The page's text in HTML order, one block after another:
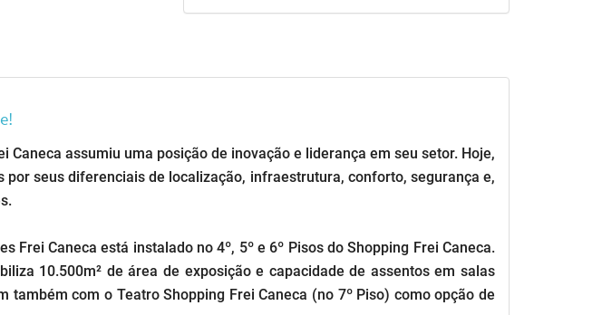
assumiu uma posição de inovação e liderança em seu setor. Hoje,
seus diferenciais de localização, infraestrutura, conforto, segurança e,
Frei Caneca está instalado no 4º, 5º e 6º Pisos do Shopping Frei Caneca.
10.500m² de área de exposição e capacidade de assentos em salas
com o Teatro Shopping Frei Caneca (no 7º Piso) como opção de